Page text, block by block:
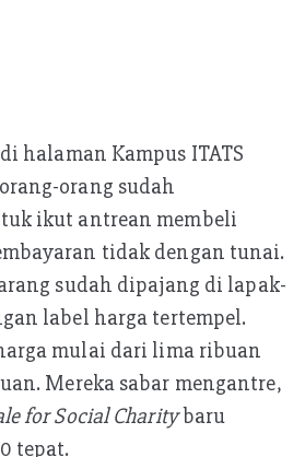
halaman Kampus ITATS
orang sudah
ikut antrean membeli
tidak dengan tunai.
sudah dipajang di lapak-
label harga tertempel.
mulai dari lima ribuan
Mereka sabar mengantre,
for Social Charitybaru
tepat.